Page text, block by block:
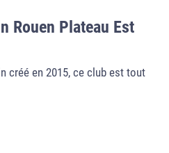
Rouen Plateau Est
créé en 2015, ce club est tout